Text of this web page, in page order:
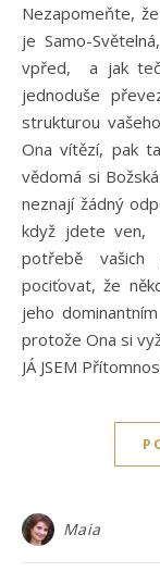
Nezapomeňte, že Moc vaší „Přítomnosti“, jak vám říkám,
je Samo-
vpřed, a jak
jednoduše
strukturou
Ona vítězí, pak
vědomá si
neznají žádný
když jdete ven,
potřebě vašich
pociťovat, že
jeho
protože Ona si
JÁ JSEM
Maia